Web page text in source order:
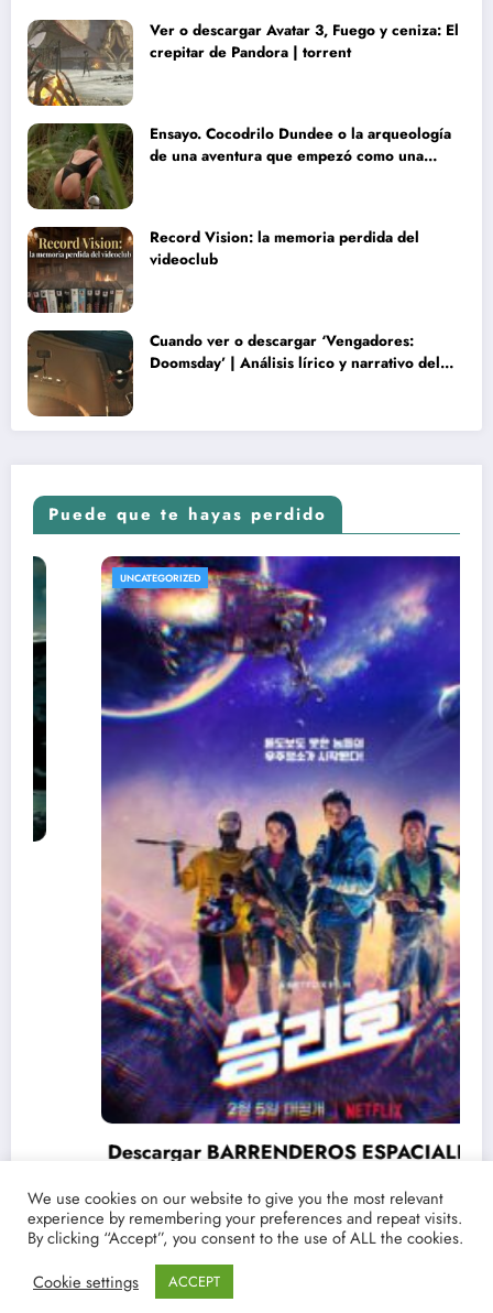
Ver o descargar Avatar 3, Fuego y ceniza: El
crepitar de Pandora | torrent
Ensayo. Cocodrilo Dundee o la arqueología
de una aventura que empezó como una
Record Vision: la memoria perdida del
videoclub
Cuando ver o descargar ‘Vengadores:
Doomsday’ | Análisis lírico y narrativo del
Puede que te hayas perdido
UNCATEGORIZED
Descargar BARRENDEROS ESPACIALES 2 |
19/03/2021 lucenpop
We use cookies on our website to give you the most relevant
experience by remembering your preferences and repeat visits.
By clicking “Accept”, you consent to the use of ALL the cookies.
Cookie settings
ACCEPT